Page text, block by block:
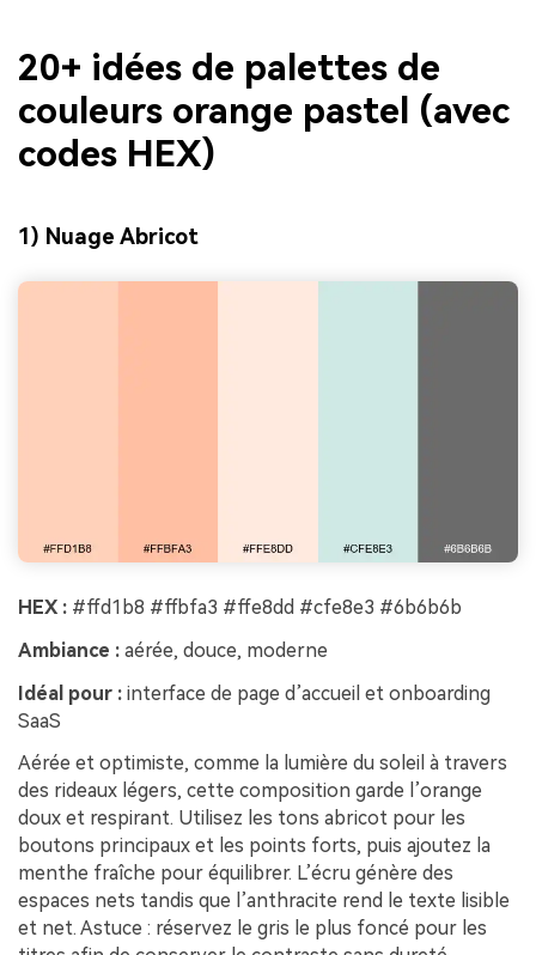
20+ idées de palettes de
couleurs orange pastel (avec
codes HEX)
1) Nuage Abricot
HEX : #ffd1b8 #ffbfa3 #ffe8dd #cfe8e3 #6b6b6b
Ambiance : aérée, douce, moderne
Idéal pour : interface de page d’accueil et onboarding
SaaS
Aérée et optimiste, comme la lumière du soleil à travers
des rideaux légers, cette composition garde l’orange
doux et respirant. Utilisez les tons abricot pour les
boutons principaux et les points forts, puis ajoutez la
menthe fraîche pour équilibrer. L’écru génère des
espaces nets tandis que l’anthracite rend le texte lisible
et net. Astuce : réservez le gris le plus foncé pour les